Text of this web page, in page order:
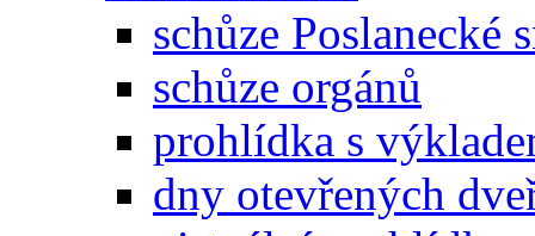
schůze Poslanecké
schůze orgánů
prohlídka s
dny otevřených